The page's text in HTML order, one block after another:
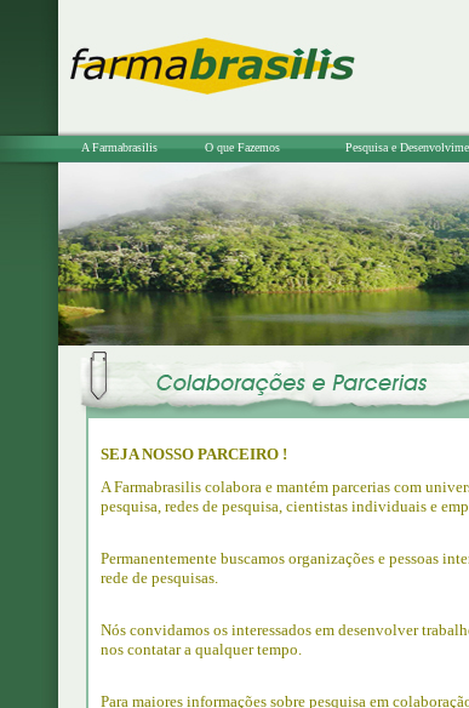
A Farmabrasilis O que Fazemos Pesquisa e
SEJA NOSSO PARCEIRO !
A Farmabrasilis colabora e mantém parcerias com
pesquisa, redes de pesquisa, cientistas individuais e
Permanentemente buscamos organizações e pessoas
rede de pesquisas.
Nós convidamos os interessados em desenvolver
nos contatar a qualquer tempo.
Para maiores informações sobre pesquisa em